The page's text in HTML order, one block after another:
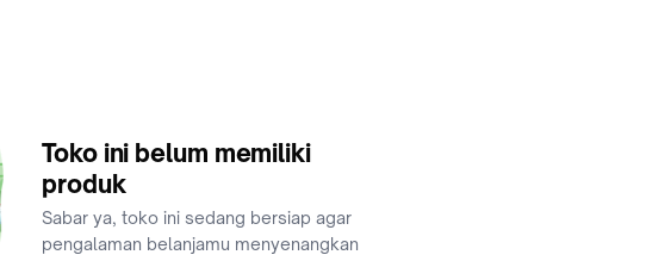
Toko ini belum memiliki
produk
Sabar ya, toko ini sedang bersiap agar
pengalaman belanjamu menyenangkan